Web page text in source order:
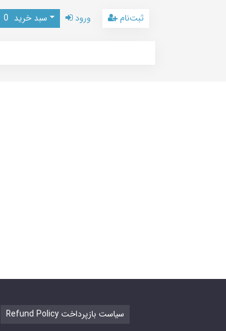
سبد خرید 0 ورود ثبت‌نام
Refund Policy سیاست بازپرداخت